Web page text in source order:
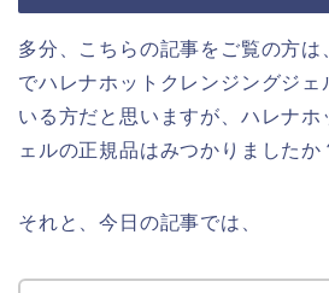
多分、こちらの記事をご覧の方は
でハレナホットクレンジングジェ
いる方だと思いますが、ハレナホ
ェルの正規品はみつかりましたか
それと、今日の記事では、